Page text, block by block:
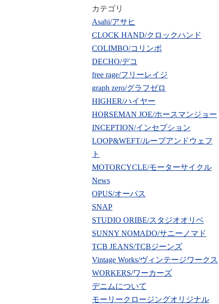
カテゴリ
Asahi/アサヒ
CLOCK HAND/クロックハンド
COLIMBO/コリンボ
DECHO/デコ
free rage/フリーレイジ
graph zero/グラフゼロ
HIGHER/ハイヤー
HORSEMAN JOE/ホースマンジョー
INCEPTION/インセプション
LOOP&WEFT/ループアンドウェフ
ト
MOTORCYCLE/モーターサイクル
News
OPUS/オーパス
SNAP
STUDIO ORIBE/スタジオオリベ
SUNNY NOMADO/サニーノマド
TCB JEANS/TCBジーンズ
Vintage Works/ヴィンテージワークス
WORKERS/ワーカーズ
デニムについて
モーリークロージングオリジナル